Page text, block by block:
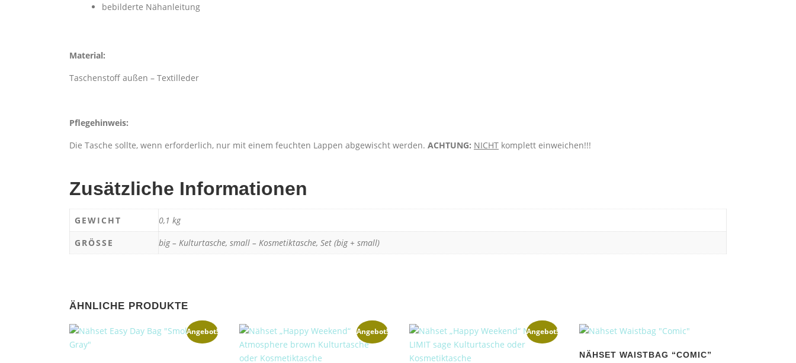
bebilderte Nähanleitung
Material:
Taschenstoff außen – Textilleder
Pflegehinweis:
Die Tasche sollte, wenn erforderlich, nur mit einem feuchten Lappen abgewischt werden. ACHTUNG: NICHT komplett einweichen!!!
Zusätzliche Informationen
GEWICHT
0,1 kg
GRÖSSE
big – Kulturtasche, small – Kosmetiktasche, Set (big + small)
ÄHNLICHE PRODUKTE
Angebot! Angebot! Angebot!
NÄHSET WAISTBAG “COMIC”